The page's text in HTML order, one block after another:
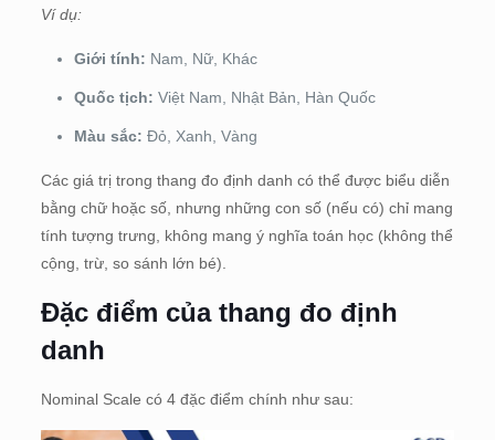
Ví dụ:
Giới tính: Nam, Nữ, Khác
Quốc tịch: Việt Nam, Nhật Bản, Hàn Quốc
Màu sắc: Đỏ, Xanh, Vàng
Các giá trị trong thang đo định danh có thể được biểu diễn
bằng chữ hoặc số, nhưng những con số (nếu có) chỉ mang
tính tượng trưng, không mang ý nghĩa toán học (không thể
cộng, trừ, so sánh lớn bé).
Đặc điểm của thang đo định
danh
Nominal Scale có 4 đặc điểm chính như sau: